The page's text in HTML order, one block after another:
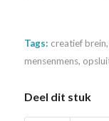
Tags: creatief brein,
mensenmens,
Deel dit stuk